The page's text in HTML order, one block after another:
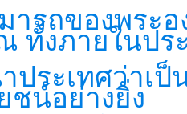
ารถของพระ
ทั้งภายในปร
ประเทศว่าเ
ชน์อย่างยิ่ง